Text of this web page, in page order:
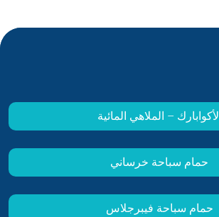
الأكوابارك – الملاهي المائية
حمام سباحة خرساني
حمام سباحة فيبرجلاس